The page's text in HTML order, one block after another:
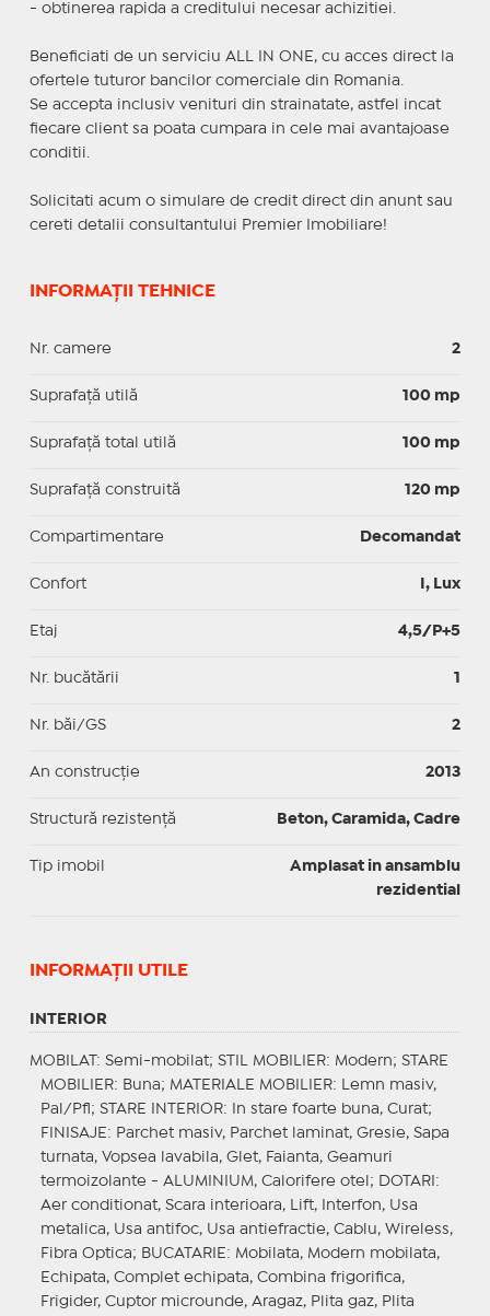
- obtinerea rapida a creditului necesar achizitiei.
Beneficiati de un serviciu ALL IN ONE, cu acces direct la
ofertele tuturor bancilor comerciale din Romania.
Se accepta inclusiv venituri din strainatate, astfel incat
fiecare client sa poata cumpara in cele mai avantajoase
conditii.
Solicitati acum o simulare de credit direct din anunt sau
cereti detalii consultantului Premier Imobiliare!
INFORMAȚII TEHNICE
Nr. camere 2
Suprafaţă utilă 100 mp
Suprafaţă total utilă 100 mp
Suprafaţă construită 120 mp
Compartimentare Decomandat
Confort I, Lux
Etaj 4,5/P+5
Nr. bucătării 1
Nr. băi/GS 2
An construcție 2013
Structură rezistență Beton, Caramida, Cadre
Tip imobil
Amplasat in ansamblu
rezidential
INFORMAŢII UTILE
INTERIOR
MOBILAT : Semi-mobilat; STIL MOBILIER: Modern; STARE
MOBILIER: Buna; MATERIALE MOBILIER: Lemn masiv,
Pal/Pfl; STARE INTERIOR: In stare foarte buna, Curat;
FINISAJE : Parchet masiv, Parchet laminat, Gresie, Sapa
turnata, Vopsea lavabila, Glet, Faianta, Geamuri
termoizolante - ALUMINIUM, Calorifere otel;
DOTARI :
Aer conditionat, Scara interioara, Lift, Interfon, Usa
metalica, Usa antifoc, Usa antiefractie, Cablu, Wireless,
Fibra Optica; BUCATARIE : Mobilata, Modern mobilata,
Echipata, Complet echipata, Combina frigorifica,
Frigider, Cuptor microunde, Aragaz, Plita gaz, Plita